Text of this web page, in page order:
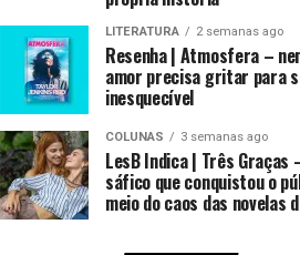
LITERATURA 2 semanas ago
Resenha | Atmosfera –
amor precisa gritar para
inesquecível
COLUNAS 3 semanas ago
LesB Indica | Três Graças
sáfico que conquistou o
meio do caos das novelas